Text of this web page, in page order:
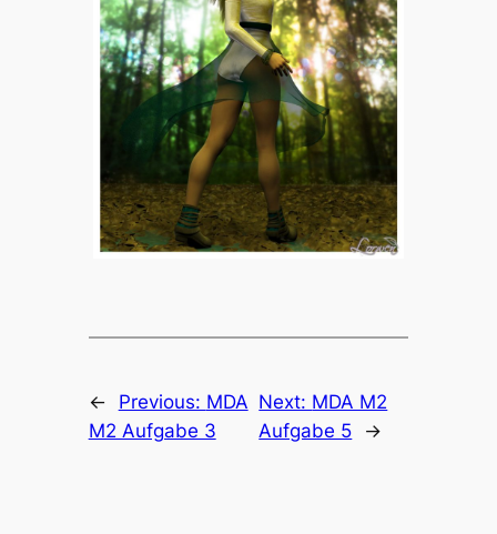
← Previous: MDA
M2 Aufgabe 3
Next: MDA M2
Aufgabe 5
→